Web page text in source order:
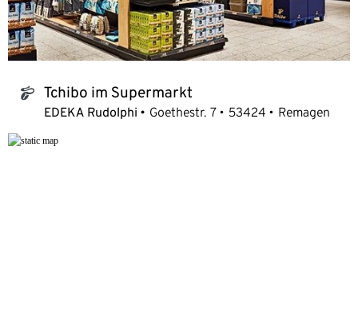
tchibo_logo Tchibo im Supermarkt
EDEKA Rudolphi Goethestr. 7 53424 Remagen